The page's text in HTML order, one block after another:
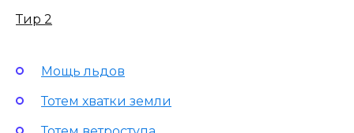
Тир 2
Мощь льдов
Тотем хватки земли